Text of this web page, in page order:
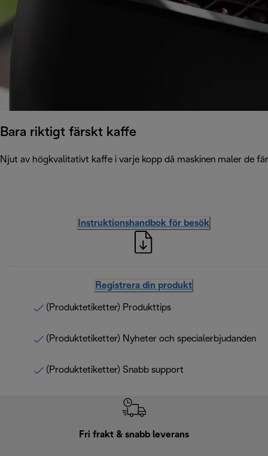
Bara riktigt färskt kaffe
Njut av högkvalitativt kaffe i varje kopp då maskinen maler de
Instruktionshandbok för besök
Registrera din produkt
(Produktetiketter) Produkttips
(Produktetiketter) Nyheter och specialerbjudanden
(Produktetiketter) Snabb support
Fri frakt & snabb leverans